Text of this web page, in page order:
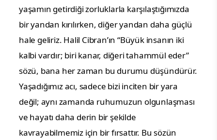
yaşamın getirdiği zorluklarla karşılaştığımızda
bir yandan kırılırken, diğer yandan daha güçlü
hale geliriz. Halil Cibran’ın “Büyük insanın iki
kalbi vardır; biri kanar, diğeri tahammül eder”
sözü, bana her zaman bu durumu düşündürür.
Yaşadığımız acı, sadece bizi inciten bir yara
değil; aynı zamanda ruhumuzun olgunlaşması
ve hayatı daha derin bir şekilde
kavrayabilmemiz için bir fırsattır. Bu sözün